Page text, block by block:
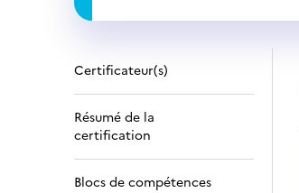
Certificateur(s)
Résumé de la
certification
Blocs de compétences